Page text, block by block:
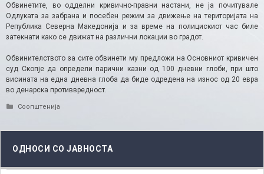
Обвинетите, во одделни кривично-правни настани, не ја почитувале
Одлуката за забрана и посебен режим за движење на територијата на
Република Северна Македонија и за време на полицискиот час биле
затекнати како се движат на различни локации во градот.
Обвинителството за сите обвинети му предложи на Основниот кривичен
суд Скопје да определи парични казни од 100 дневни глоби, при што
висината на една дневна глоба да биде одредена на износ од 20 евра
во денарска противвредност.
Categories
Соопштенија
ОДНОСИ СО ЈАВНОСТА